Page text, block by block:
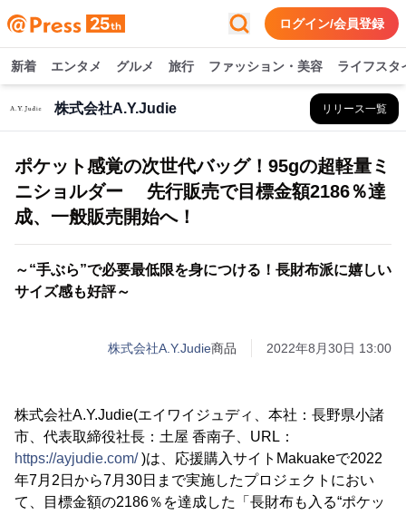
ログイン/会員登録
新着 エンタメ グルメ 旅行 ファッション・美容 ライフスタ
株式会社A.Y.Judie リリース一覧
ポケット感覚の次世代バッグ！95gの超軽量ミ
ニショルダー 先行販売で目標金額2186％達
成、一般販売開始へ！
～“手ぶら”で必要最低限を身につける！長財布派に嬉しい
サイズ感も好評～
株式会社A.Y.Judie商品 2022年8月30日 13:00
株式会社A.Y.Judie(エイワイジュディ、本社：長野県小諸
市、代表取締役社長：土屋 香南子、URL：
https://ayjudie.com/)は、応援購入サイトMakuakeで2022
年7月2日から7月30日まで実施したプロジェクトにおい
て、目標金額の2186％を達成した「長財布も入る“ポケッ